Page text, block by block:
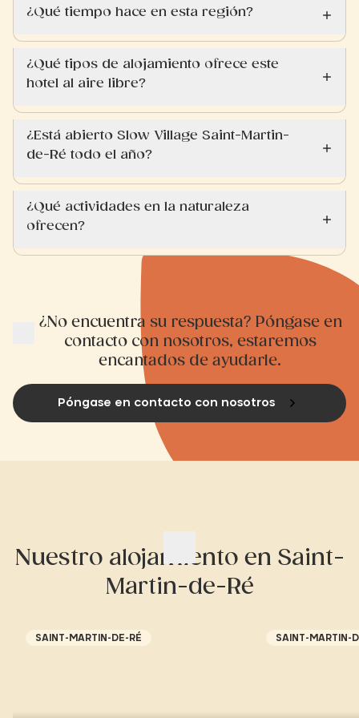
¿Qué tiempo hace en esta región?
¿Qué tipos de alojamiento ofrece este
hotel al aire libre?
¿Está abierto Slow Village Saint-Martin-
de-Ré todo el año?
¿Qué actividades en la naturaleza
ofrecen?
¿No encuentra su respuesta? Póngase en
contacto con nosotros, estaremos
encantados de ayudarle.
Póngase en contacto con nosotros
Nuestro alojamiento en Saint-
Martin-de-Ré
SAINT-MARTIN-DE-RÉ SAINT-MARTIN-